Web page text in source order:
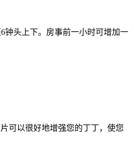
钟头上下。房事前一小时可增加一
可以很好地增强您的丁丁，使您